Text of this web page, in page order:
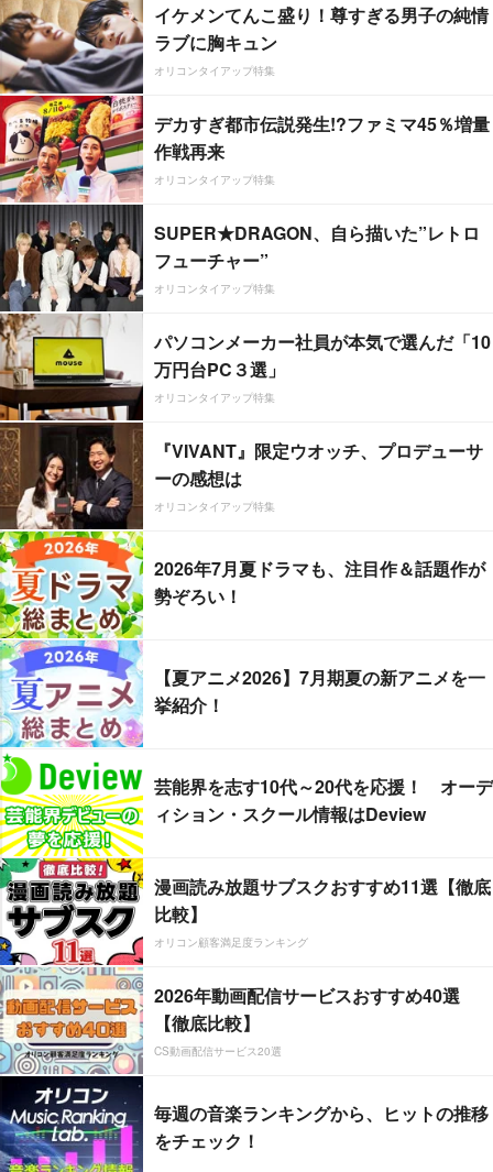
イケメンてんこ盛り！尊すぎる男子の純情
ラブに胸キュン
オリコンタイアップ特集
デカすぎ都市伝説発生!?ファミマ45％増量
作戦再来
オリコンタイアップ特集
SUPER★DRAGON、自ら描いた”レトロ
フューチャー”
オリコンタイアップ特集
パソコンメーカー社員が本気で選んだ「10
万円台PC３選」
オリコンタイアップ特集
『VIVANT』限定ウオッチ、プロデューサ
ーの感想は
オリコンタイアップ特集
2026年7月夏ドラマも、注目作＆話題作が
勢ぞろい！
【夏アニメ2026】7月期夏の新アニメを一
挙紹介！
芸能界を志す10代～20代を応援！ オーデ
ィション・スクール情報はDeview
漫画読み放題サブスクおすすめ11選【徹底
比較】
オリコン顧客満足度ランキング
2026年動画配信サービスおすすめ40選
【徹底比較】
CS動画配信サービス20選
毎週の音楽ランキングから、ヒットの推移
をチェック！